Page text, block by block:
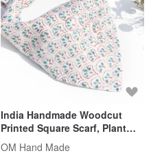
India Handmade Woodcut
Printed Square Scarf, Plant
Dyed Cotton Fabric
Handkerchief, Tea Towel
OM Hand Made